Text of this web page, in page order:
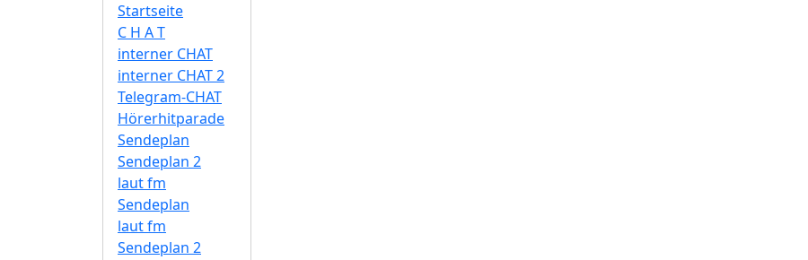
Startseite
C H A T
interner CHAT
interner CHAT 2
Telegram-CHAT
Hörerhitparade
Sendeplan
Sendeplan 2
laut fm
Sendeplan
laut fm
Sendeplan 2